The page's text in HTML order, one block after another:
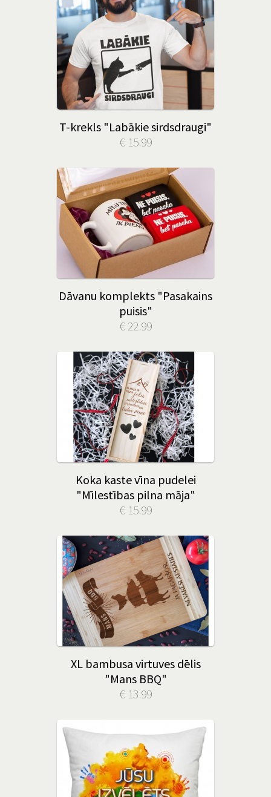
T-krekls "Labākie sirdsdraugi"
€ 15.99
Dāvanu komplekts "Pasakains
puisis"
€ 22.99
Koka kaste vīna pudelei
"Mīlestības pilna māja"
€ 15.99
XL bambusa virtuves dēlis
"Mans BBQ"
€ 13.99